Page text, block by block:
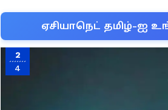
ஏசியாநெட் தமிழ்-ஐ
2
4